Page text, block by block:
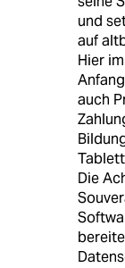
und
auf
Hier
auch
Die